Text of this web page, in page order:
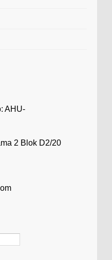
AHU-
2 Blok D2/20